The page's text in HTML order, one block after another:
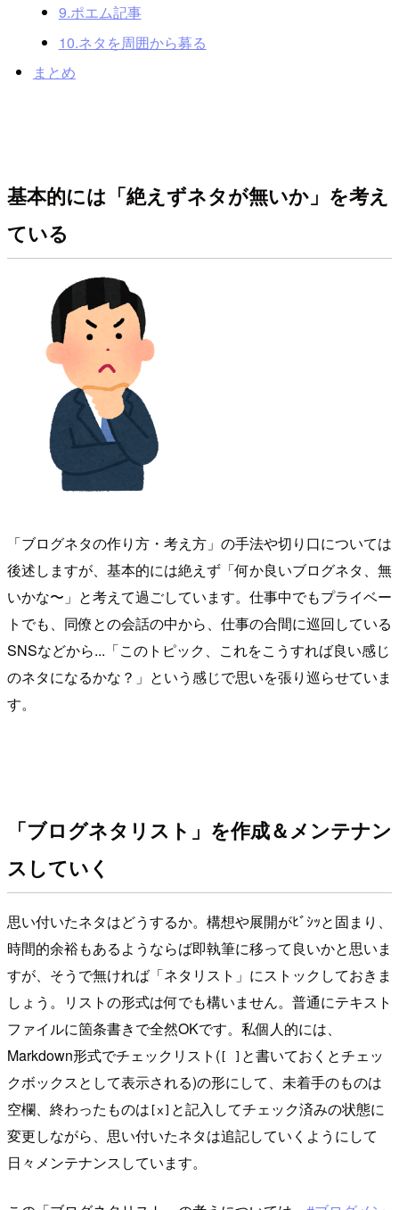
9.ポエム記事
10.ネタを周囲から募る
まとめ
基本的には「絶えずネタが無いか」を考え
ている
「ブログネタの作り方・考え方」の手法や切り口については
後述しますが、基本的には絶えず「何か良いブログネタ、無
いかな〜」と考えて過ごしています。仕事中でもプライベー
トでも、同僚との会話の中から、仕事の合間に巡回している
SNSなどから...「このトピック、これをこうすれば良い感じ
のネタになるかな？」という感じで思いを張り巡らせていま
す。
「ブログネタリスト」を作成＆メンテナン
スしていく
思い付いたネタはどうするか。構想や展開がﾋﾞｼｯと固まり、
時間的余裕もあるようならば即執筆に移って良いかと思いま
すが、そうで無ければ「ネタリスト」にストックしておきま
しょう。リストの形式は何でも構いません。普通にテキスト
ファイルに箇条書きで全然OKです。私個人的には、
Markdown形式でチェックリスト(
と書いておくとチェッ
クボックスとして表示される)の形にして、未着手のものは
空欄、終わったものは [x]
と記入してチェック済みの状態に
変更しながら、思い付いたネタは追記していくようにして
日々メンテナンスしています。